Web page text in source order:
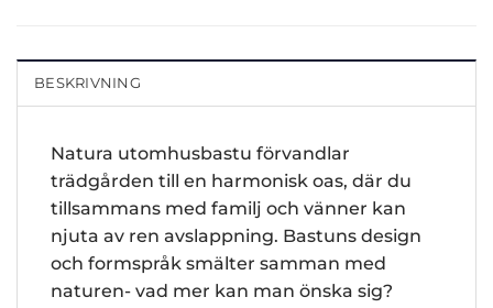
BESKRIVNING
Natura utomhusbastu förvandlar
trädgården till en harmonisk oas, där du
tillsammans med familj och vänner kan
njuta av ren avslappning. Bastuns design
och formspråk smälter samman med
naturen- vad mer kan man önska sig?